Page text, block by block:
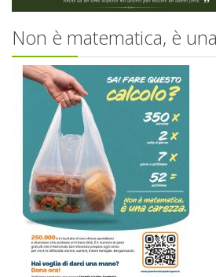
Non è matematica, è